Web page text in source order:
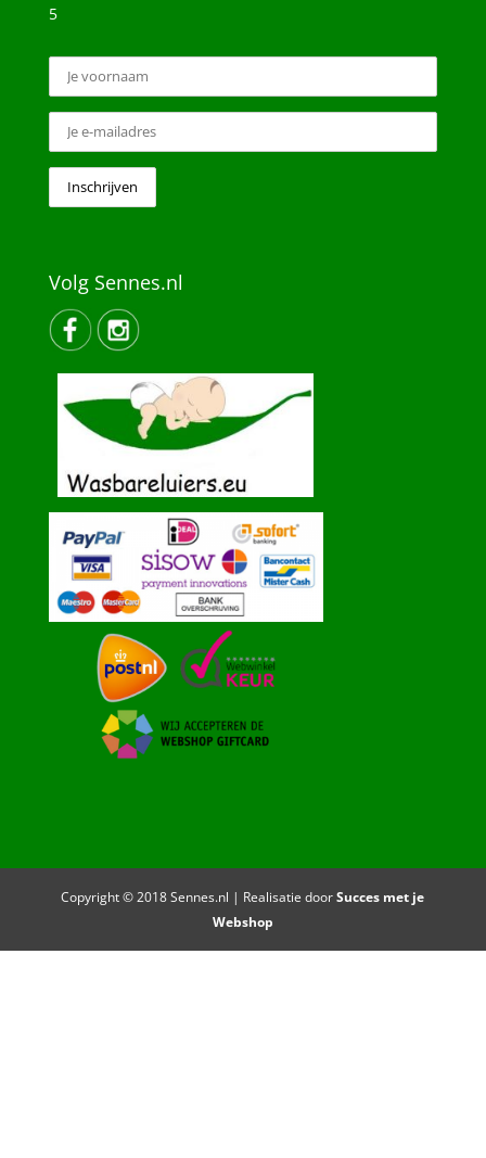
5
Volg Sennes.nl
Copyright © 2018 Sennes.nl | Realisatie doorSucces met je
Webshop